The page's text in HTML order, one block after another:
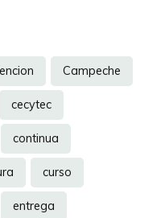
Campeche
cecytec
continua
curso
entrega